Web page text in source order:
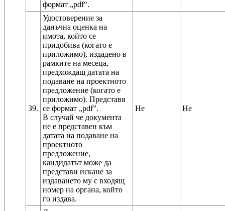
39.
Удостоверение за
данъчна оценка на
имота, който се
придобива (когато е
приложимо), издадено в
рамките на месеца,
предхождащ датата на
подаване на проектното
предложение (когато е
приложимо). Представя
се формат „pdf”.
В случай че документа
не е представен към
датата на подаване на
проектното
предложение,
кандидатът може да
представи искане за
издаването му с входящ
номер на органа, който
го издава.
Не Не